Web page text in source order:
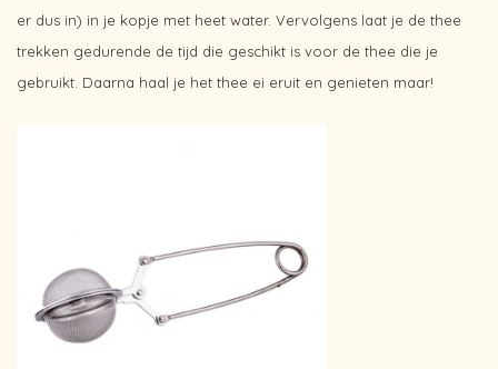
er dus in) in je kopje met heet water. Vervolgens laat je de thee
trekken gedurende de tijd die geschikt is voor de thee die je
gebruikt. Daarna haal je het thee ei eruit en genieten maar!